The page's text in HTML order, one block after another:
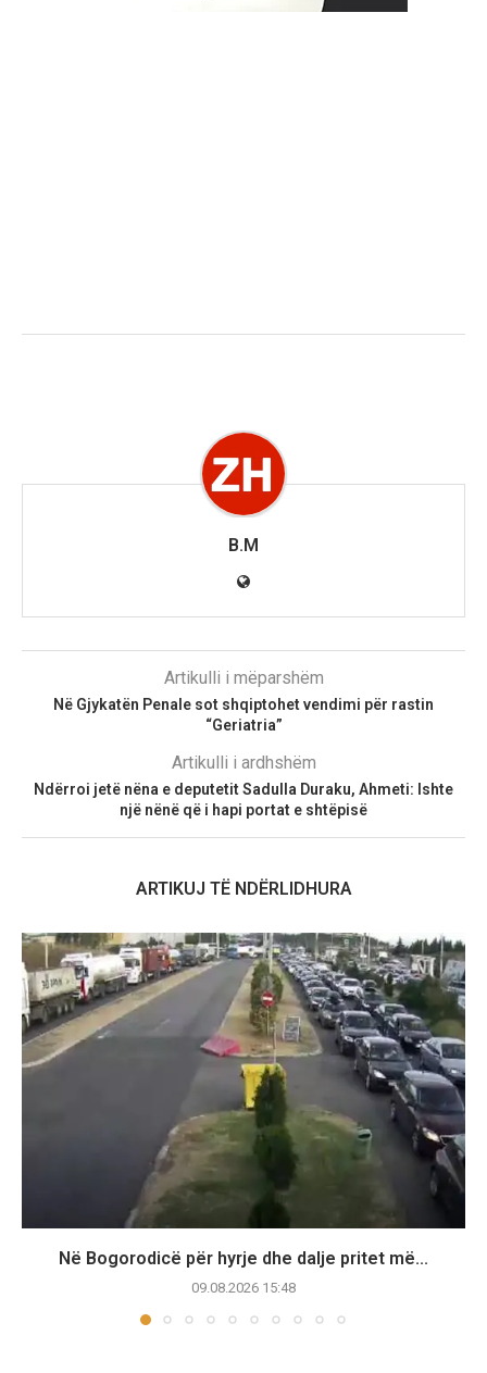
B.M
Artikulli i mëparshëm
Në Gjykatën Penale sot shqiptohet vendimi për rastin
“Geriatria”
Artikulli i ardhshëm
Ndërroi jetë nëna e deputetit Sadulla Duraku, Ahmeti: Ishte
një nënë që i hapi portat e shtëpisë
ARTIKUJ TË NDËRLIDHURA
Në Bogorodicë për hyrje dhe dalje pritet më...
09.08.2026 15:48